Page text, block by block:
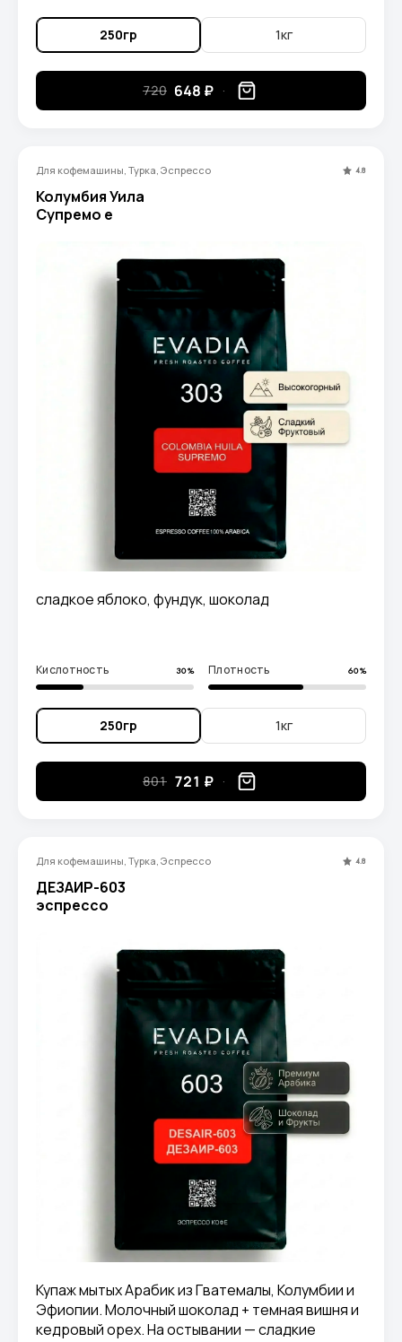
250гр 1кг
720 648 ₽
Для кофемашины, Турка, Эспрессо 4.8
Колумбия Уила
Супремо e
сладкое яблоко, фундук, шоколад
Кислотность 30% Плотность 60%
250гр 1кг
801 721 ₽
Для кофемашины, Турка, Эспрессо 4.8
ДЕЗАИР-603
эспрессо
Купаж мытых Арабик из Гватемалы, Колумбии и
Эфиопии. Молочный шоколад + темная вишня и
кедровый орех. На остывании — сладкие